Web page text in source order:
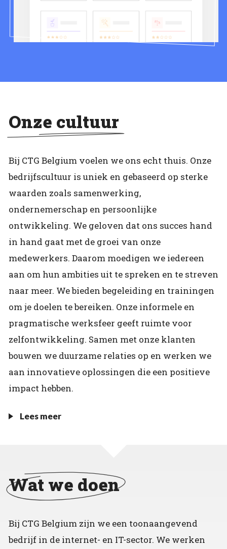
Onze cultuur
Bij CTG Belgium voelen we ons echt thuis. Onze
bedrijfscultuur is uniek en gebaseerd op sterke
waarden zoals samenwerking,
ondernemerschap en persoonlijke
ontwikkeling. We geloven dat ons succes hand
in hand gaat met de groei van onze
medewerkers. Daarom moedigen we iedereen
aan om hun ambities uit te spreken en te streven
naar meer. We bieden begeleiding en trainingen
om je doelen te bereiken. Onze informele en
pragmatische werksfeer geeft ruimte voor
zelfontwikkeling. Samen met onze klanten
bouwen we duurzame relaties op en werken we
aan innovatieve oplossingen die een positieve
impact hebben.
Lees meer
Wat we doen
Bij CTG Belgium zijn we een toonaangevend
bedrijf in de internet- en IT-sector. We werken